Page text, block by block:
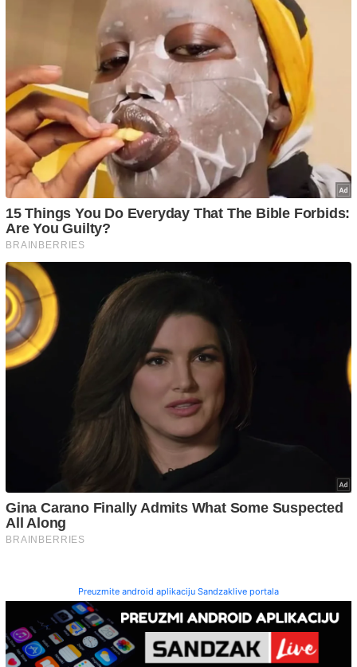
Preuzmite android aplikaciju Sandzaklive portala